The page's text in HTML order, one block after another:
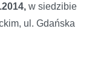
w siedzibie
ul. Gdańska